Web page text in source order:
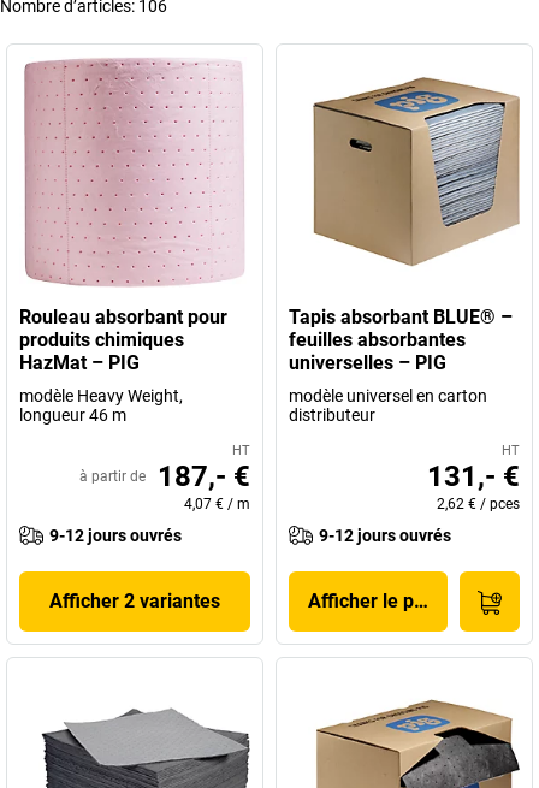
Nombre d’articles: 106
Rouleau absorbant pour
produits chimiques
HazMat – PIG
modèle Heavy Weight,
longueur 46 m
HT
à partir de 187,- €
4,07 € / m
9-12 jours ouvrés
Afficher 2 variantes
Tapis absorbant BLUE® –
feuilles absorbantes
universelles – PIG
modèle universel en carton
distributeur
HT
131,- €
2,62 € / pces
9-12 jours ouvrés
Afficher le produit